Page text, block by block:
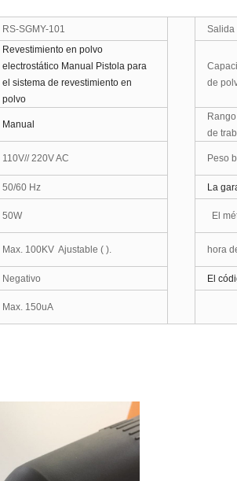
RS-SGMY-101 Salida
Revestimiento en polvo
electrostático Manual Pistola para
el sistema de revestimiento en
polvo
de
Manual
de
110V// 220V AC Peso
50/60 Hz
La
50W El
Max. 100KV Ajustable ( ). hora
Negativo
El
Max. 150uA